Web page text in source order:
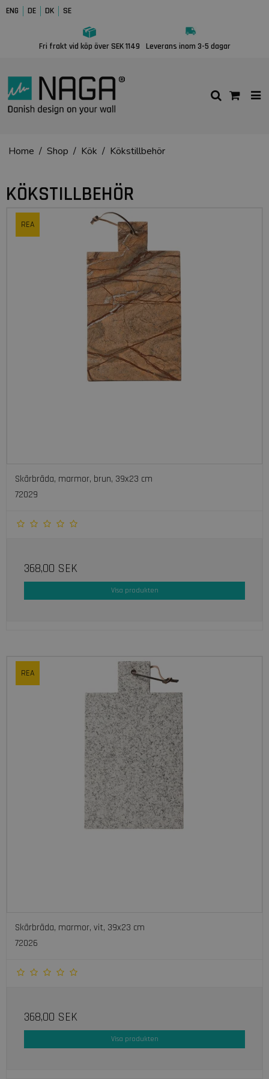
ENG DE DK SE
Fri frakt vid köp över SEK 1149 Leverans inom 3-5 dagar
Home / Shop / Kök / Kökstillbehör
KÖKSTILLBEHÖR
REA
Skärbräda, marmor, brun, 39x23 cm
72029
368,00 SEK
Visa produkten
REA
Skärbräda, marmor, vit, 39x23 cm
72026
368,00 SEK
Visa produkten